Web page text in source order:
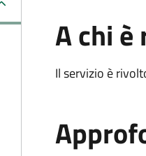
A chi
Il servizio è